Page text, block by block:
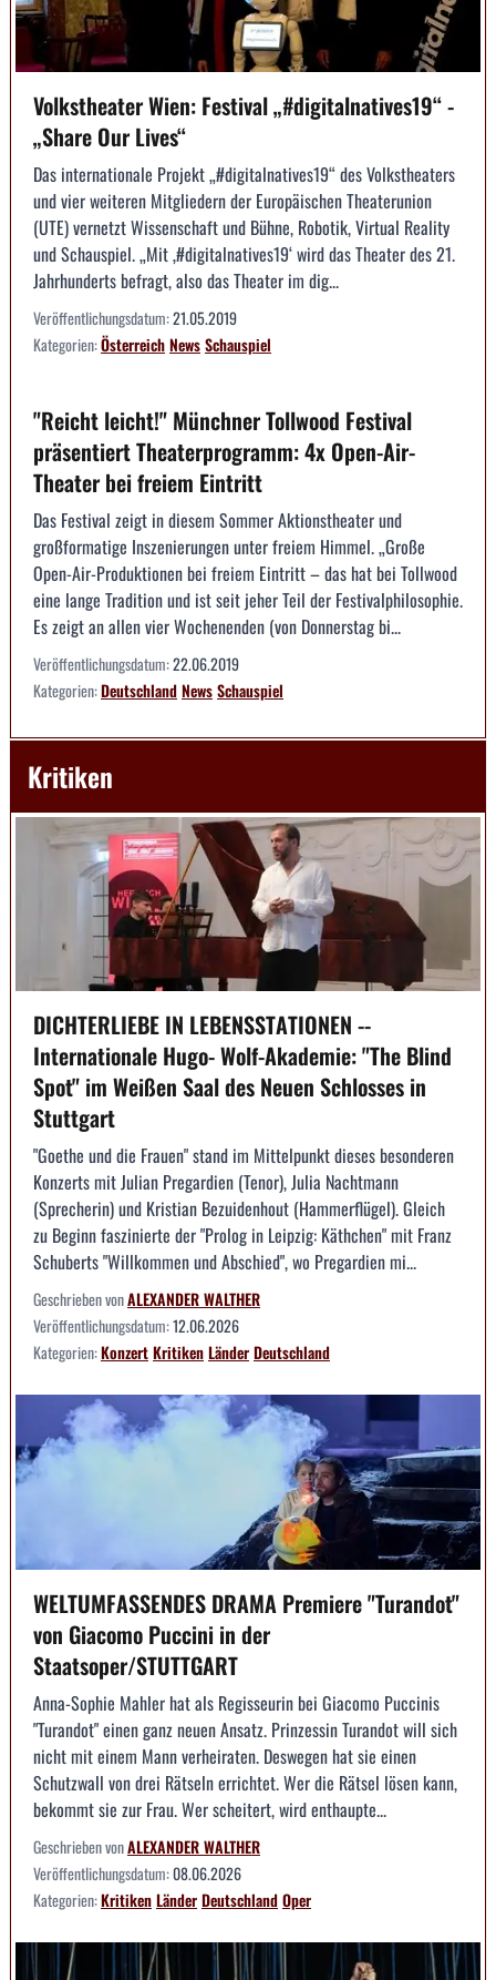
Volkstheater Wien: Festival „#digitalnatives19“ -
„Share Our Lives“
Das internationale Projekt „#digitalnatives19“ des Volkstheaters
und vier weiteren Mitgliedern der Europäischen Theaterunion
(UTE) vernetzt Wissenschaft und Bühne, Robotik, Virtual Reality
und Schauspiel. „Mit ‚#digitalnatives19‘ wird das Theater des 21.
Jahrhunderts befragt, also das Theater im dig...
Veröffentlichungsdatum:21.05.2019
Kategorien:ÖsterreichNewsSchauspiel
"Reicht leicht!" Münchner Tollwood Festival
präsentiert Theaterprogramm: 4x Open-Air-
Theater bei freiem Eintritt
Das Festival zeigt in diesem Sommer Aktionstheater und
großformatige Inszenierungen unter freiem Himmel. „Große
Open-Air-Produktionen bei freiem Eintritt – das hat bei Tollwood
eine lange Tradition und ist seit jeher Teil der Festivalphilosophie.
Es zeigt an allen vier Wochenenden (von Donnerstag bi...
Veröffentlichungsdatum:22.06.2019
Kategorien:DeutschlandNewsSchauspiel
Kritiken
DICHTERLIEBE IN LEBENSSTATIONEN --
Internationale Hugo- Wolf-Akademie: "The Blind
Spot" im Weißen Saal des Neuen Schlosses in
Stuttgart
"Goethe und die Frauen" stand im Mittelpunkt dieses besonderen
Konzerts mit Julian Pregardien (Tenor), Julia Nachtmann
(Sprecherin) und Kristian Bezuidenhout (Hammerflügel). Gleich
zu Beginn faszinierte der "Prolog in Leipzig: Käthchen" mit Franz
Schuberts "Willkommen und Abschied", wo Pregardien mi...
Geschrieben vonALEXANDER WALTHER
Veröffentlichungsdatum:12.06.2026
Kategorien:KonzertKritikenLänderDeutschland
WELTUMFASSENDES DRAMA Premiere "Turandot"
von Giacomo Puccini in der
Staatsoper/STUTTGART
Anna-Sophie Mahler hat als Regisseurin bei Giacomo Puccinis
"Turandot" einen ganz neuen Ansatz. Prinzessin Turandot will sich
nicht mit einem Mann verheiraten. Deswegen hat sie einen
Schutzwall von drei Rätseln errichtet. Wer die Rätsel lösen kann,
bekommt sie zur Frau. Wer scheitert, wird enthaupte...
Geschrieben vonALEXANDER WALTHER
Veröffentlichungsdatum:08.06.2026
Kategorien:KritikenLänderDeutschlandOper